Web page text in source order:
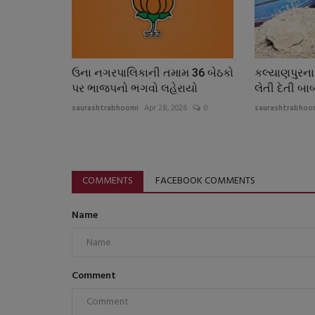
ઉના નગરપાલિકાની તમામ 36 બેઠકો
પર ભાજપનો ભગવો લહેરાયો
saurashtrabhoomi Apr 28, 2026 0
કલ્યાણપુરના
લેતી દેતી
COMMENTS FACEBOOK COMMENTS
Name
Comment